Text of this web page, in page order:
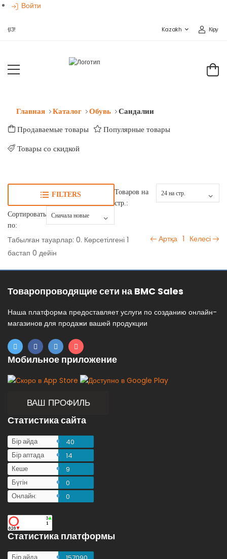
Войти
Kazakh Кіру
Главная Каталог Обувь Сандалии
Продаваемые товары Популярные товары
Товары со скидкой
FILTERS
Сортировать
по:
Товаров на
стр.:
Табылған тауарлар: 0. Көрсетілгені 1
бастап 0 дейін
Артқа 1 Келесі
Товаропроводящие сети на BMC Sales
Наша платформа предоставляет услуги по созданию онлайн-
магазинов для продажи вашей продукции
Мобильное приложение
ВАШ ПРОФИЛЬ
Статистика сайта
Бір айда
40
Бір аптада
14
Кеше
9
Бүгін
0
Онлайн:
0
Статистика платформы